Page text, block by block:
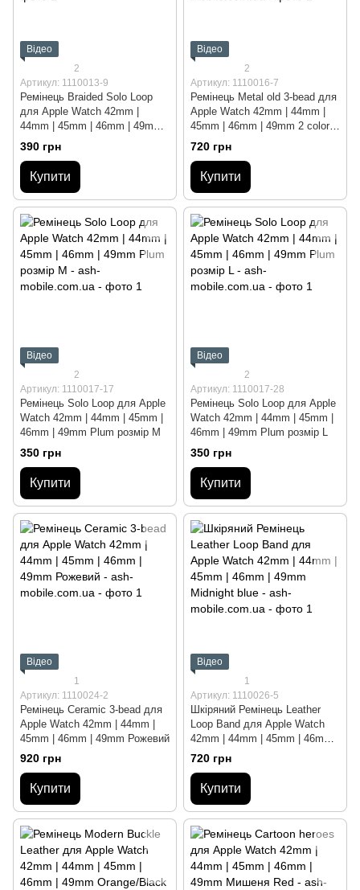
Відео
2
Артикул: 1110013-9
Ремінець Braided Solo Loop
для Apple Watch 42mm |
44mm | 45mm | 46mm | 49mm
Blue розмір M
390 грн
Купити
Відео
2
Артикул: 1110016-7
Ремінець Metal old 3-bead для
Apple Watch 42mm | 44mm |
45mm | 46mm | 49mm 2 color
Black/Pink
720 грн
Купити
Відео
2
Артикул: 1110017-17
Ремінець Solo Loop для Apple
Watch 42mm | 44mm | 45mm |
46mm | 49mm Plum розмір M
350 грн
Купити
Відео
2
Артикул: 1110017-28
Ремінець Solo Loop для Apple
Watch 42mm | 44mm | 45mm |
46mm | 49mm Plum розмір L
350 грн
Купити
Відео
1
Артикул: 1110024-2
Ремінець Ceramic 3-bead для
Apple Watch 42mm | 44mm |
45mm | 46mm | 49mm Рожевий
920 грн
Купити
Відео
1
Артикул: 1110026-5
Шкіряний Ремінець Leather
Loop Band для Apple Watch
42mm | 44mm | 45mm | 46mm |
49mm Midnight blue
720 грн
Купити